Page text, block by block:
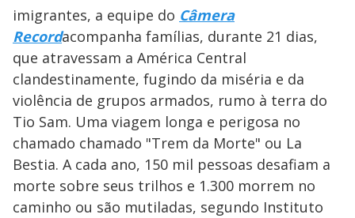
imigrantes, a equipe do Câmera
Recordacompanha famílias, durante 21 dias,
que atravessam a América Central
clandestinamente, fugindo da miséria e da
violência de grupos armados, rumo à terra do
Tio Sam. Uma viagem longa e perigosa no
chamado chamado "Trem da Morte" ou La
Bestia. A cada ano, 150 mil pessoas desafiam a
morte sobre seus trilhos e 1.300 morrem no
caminho ou são mutiladas, segundo Instituto